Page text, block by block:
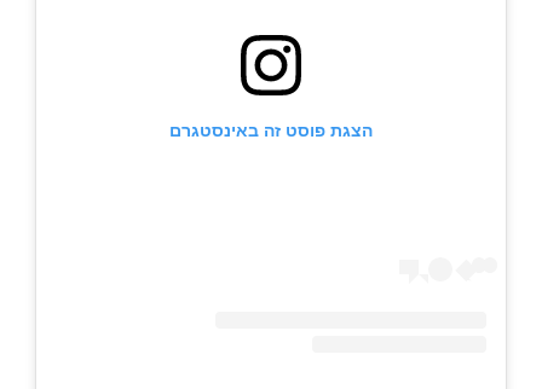
הצגת פוסט זה באינסטגרם